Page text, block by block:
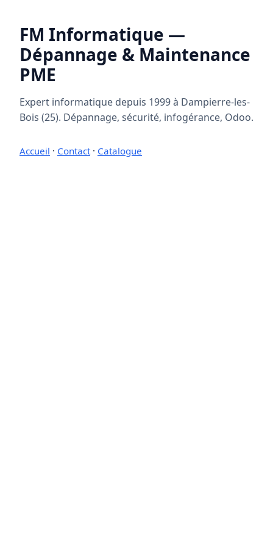
FM Informatique —
Dépannage & Maintenance
PME
Expert informatique depuis 1999 à Dampierre-les-
Bois (25). Dépannage, sécurité, infogérance, Odoo.
Accueil · Contact· Catalogue